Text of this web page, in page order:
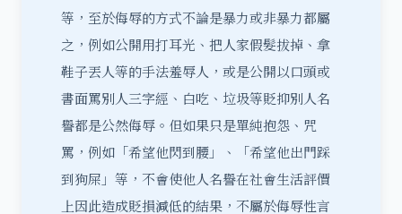
等，至於侮辱的方式不論是暴力或非暴力都屬
之，例如公開用打耳光、把人家假髮拔掉、拿
鞋子丟人等的手法羞辱人，或是公開以口頭或
書面罵別人三字經、白吃、垃圾等貶抑別人名
譽都是公然侮辱。但如果只是單純抱怨、咒
罵，例如「希望他閃到腰」、「希望他出門踩
到狗屎」等，不會使他人名譽在社會生活評價
上因此造成貶損減低的結果，不屬於侮辱性言